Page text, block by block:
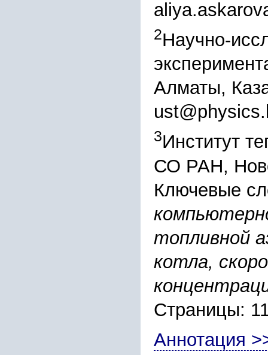
2Научно-
Алматы,
3Институт
СО РАН,
Ключевые
топливной
котла,
Страницы:
Аннотация